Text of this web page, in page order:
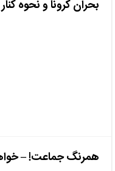
بحران کرونا و نحوه
همرنگ جماعت! –